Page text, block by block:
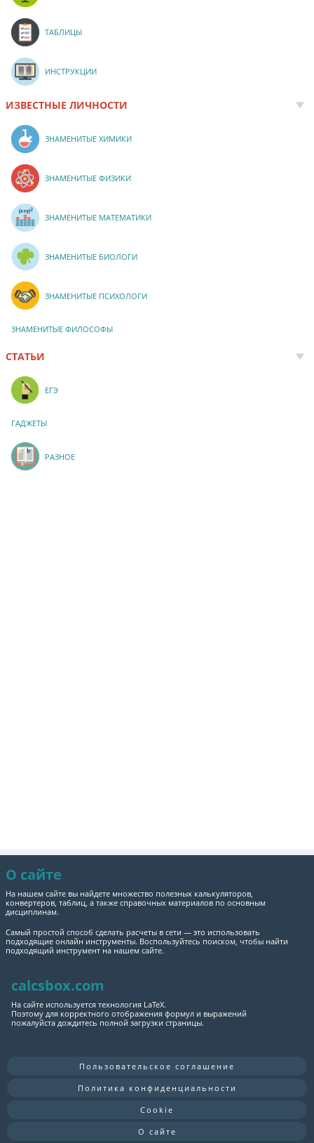
ТАБЛИЦЫ
ИНСТРУКЦИИ
ИЗВЕСТНЫЕ ЛИЧНОСТИ
ЗНАМЕНИТЫЕ ХИМИКИ
ЗНАМЕНИТЫЕ ФИЗИКИ
ЗНАМЕНИТЫЕ МАТЕМАТИКИ
ЗНАМЕНИТЫЕ БИОЛОГИ
ЗНАМЕНИТЫЕ ПСИХОЛОГИ
ЗНАМЕНИТЫЕ ФИЛОСОФЫ
СТАТЬИ
ЕГЭ
ГАДЖЕТЫ
РАЗНОЕ
О сайте
На нашем сайте вы найдете множество полезных калькуляторов,
конвертеров, таблиц, а также справочных материалов по основным
дисциплинам.
Самый простой способ сделать расчеты в сети — это использовать
подходящие онлайн инструменты. Воспользуйтесь поиском, чтобы найти
подходящий инструмент на нашем сайте.
calcsbox.com
На сайте используется технология LaTeX.
Поэтому для корректного отображения формул и выражений
пожалуйста дождитесь полной загрузки страницы.
Пользовательское соглашение
Политика конфиденциальности
Cookie
О сайте